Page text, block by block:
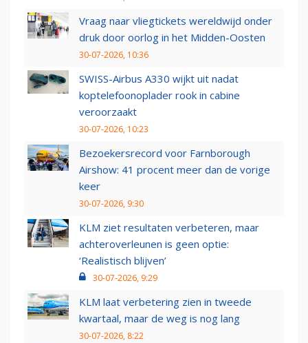
Vraag naar vliegtickets wereldwijd onder
druk door oorlog in het Midden-Oosten
30-07-2026, 10:36
SWISS-Airbus A330 wijkt uit nadat
koptelefoonoplader rook in cabine
veroorzaakt
30-07-2026, 10:23
Bezoekersrecord voor Farnborough
Airshow: 41 procent meer dan de vorige
keer
30-07-2026, 9:30
KLM ziet resultaten verbeteren, maar
achteroverleunen is geen optie:
‘Realistisch blijven’
30-07-2026, 9:29
KLM laat verbetering zien in tweede
kwartaal, maar de weg is nog lang
30-07-2026, 8:22